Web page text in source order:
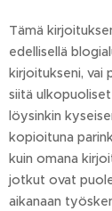
Tämä
edellisellä
kirjoitukseni, vai
siitä
löysinkin
kopioituna
kuin omana
jotkut ovat
aikanaan